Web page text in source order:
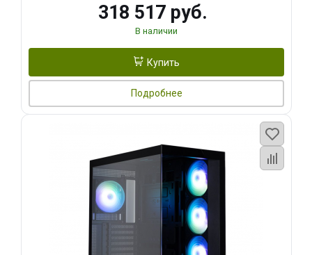
318 517 руб.
В наличии
Купить
Подробнее